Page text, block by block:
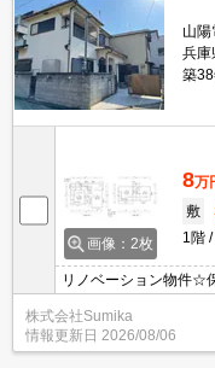
山
兵庫
築
画像：2枚
8万
敷
1階
リノベーション物件☆
株式会社Sumika
情報更新日 2026/08/06